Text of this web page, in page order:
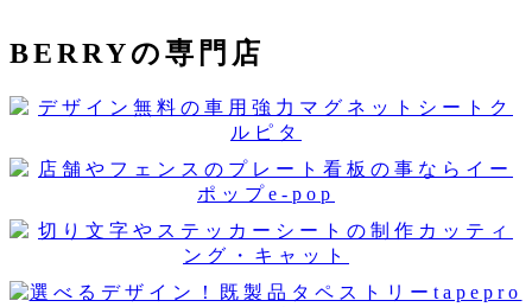
BERRYの専門店